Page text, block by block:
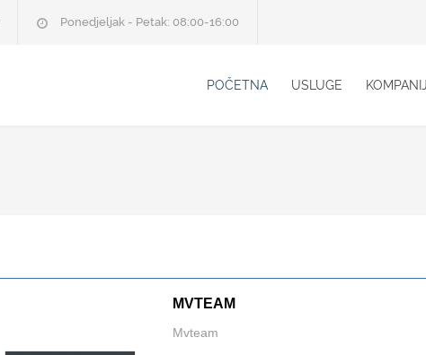
Ponedjeljak - Petak: 08:00-16:00
POČETNA USLUGE
MVTEAM
Mvteam